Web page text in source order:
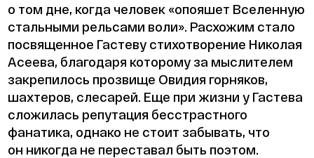
о том дне, когда человек «опояшет Вселенную
стальными рельсами воли». Расхожим стало
посвященное Гастеву стихотворение Николая
Асеева, благодаря которому за мыслителем
закрепилось прозвище Овидия горняков,
шахтеров, слесарей. Еще при жизни у Гастева
сложилась репутация бесстрастного
фанатика, однако не стоит забывать, что
он никогда не переставал быть поэтом.